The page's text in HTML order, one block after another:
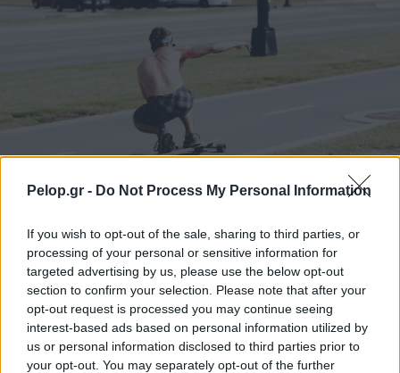
Pelop.gr - Do Not Process My Personal Information
If you wish to opt-out of the sale, sharing to third parties, or
processing of your personal or sensitive information for
targeted advertising by us, please use the below opt-out
section to confirm your selection. Please note that after your
opt-out request is processed you may continue seeing
interest-based ads based on personal information utilized by
us or personal information disclosed to third parties prior to
your opt-out. You may separately opt-out of the further
επιπλέον χρόνια ζωής